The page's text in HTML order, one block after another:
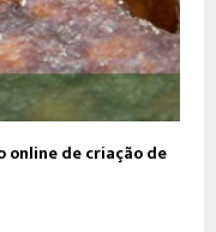
online de criação de